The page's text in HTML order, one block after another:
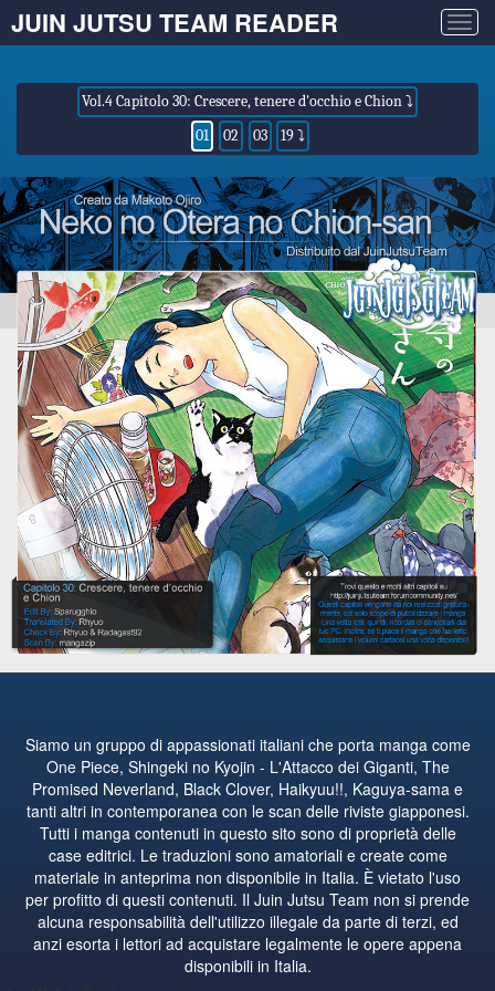
JUIN JUTSU TEAM READER
Vol.4 Capitolo 30: Crescere, tenere d'occhio e Chion ⤵
01
02 03 19 ⤵
Siamo un gruppo di appassionati italiani che porta manga come
One Piece, Shingeki no Kyojin - L'Attacco dei Giganti, The
Promised Neverland, Black Clover, Haikyuu!!, Kaguya-sama e
tanti altri in contemporanea con le scan delle riviste giapponesi.
Tutti i manga contenuti in questo sito sono di proprietà delle
case editrici. Le traduzioni sono amatoriali e create come
materiale in anteprima non disponibile in Italia. È vietato l'uso
per profitto di questi contenuti. Il Juin Jutsu Team non si prende
alcuna responsabilità dell'utilizzo illegale da parte di terzi, ed
anzi esorta i lettori ad acquistare legalmente le opere appena
disponibili in Italia.